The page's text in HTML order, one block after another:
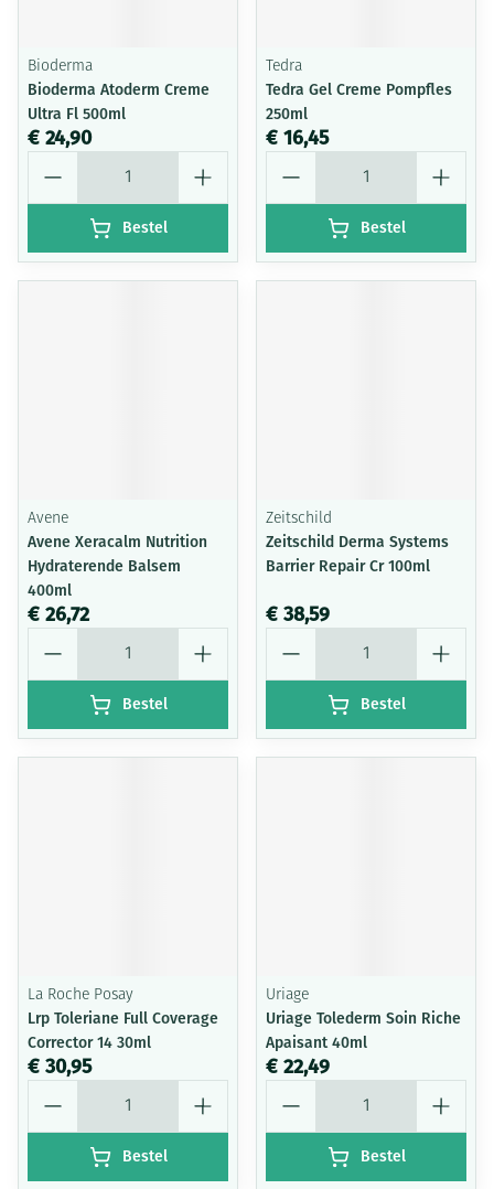
Bioderma
Bioderma Atoderm Creme
Ultra Fl 500ml
€ 24,90
Bestel
Tedra
Tedra Gel Creme Pompfles
250ml
€ 16,45
Bestel
Avene
Avene Xeracalm Nutrition
Hydraterende Balsem
400ml
€ 26,72
Bestel
Zeitschild
Zeitschild Derma Systems
Barrier Repair Cr 100ml
€ 38,59
Bestel
La Roche Posay
Lrp Toleriane Full Coverage
Corrector 14 30ml
€ 30,95
Bestel
Uriage
Uriage Tolederm Soin Riche
Apaisant 40ml
€ 22,49
Bestel